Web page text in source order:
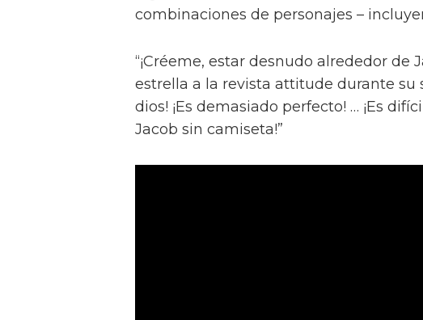
combinaciones de personajes –
“¡Créeme, estar desnudo alrededor de
estrella a la revista attitude durante su
dios! ¡Es demasiado perfecto! … ¡Es
Jacob sin camiseta!”